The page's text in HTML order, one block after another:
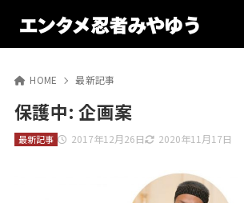
HOME 最新記事
保護中: 企画案
2017年12月26日 2020年11月17日
最新記事